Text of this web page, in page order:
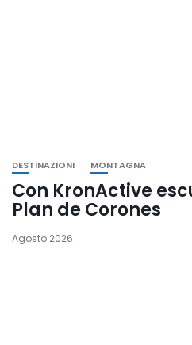
DESTINAZIONI MONTAGNA
Con KronActive
Plan de Corones
Agosto 2026